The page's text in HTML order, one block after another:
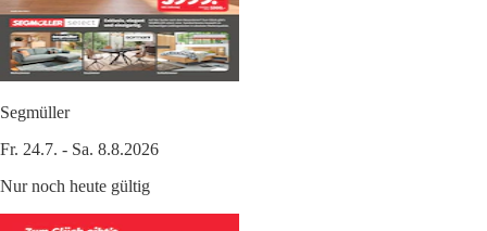
Segmüller
Fr. 24.7. - Sa. 8.8.2026
Nur noch heute gültig